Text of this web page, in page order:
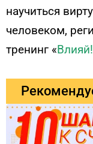
научиться
человеком,
тренинг «